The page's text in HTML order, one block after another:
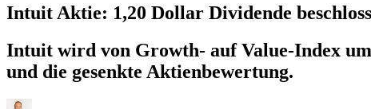
Intuit Aktie: 1,20 Dollar Dividende
Intuit wird von Growth- auf Value-Index
und die gesenkte Aktienbewertung.